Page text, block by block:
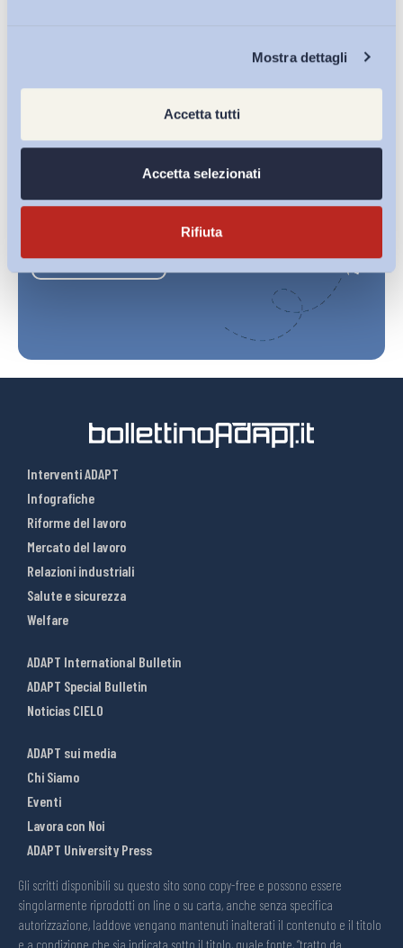
Mostra dettagli
Accetta tutti
Accetta selezionati
Rifiuta
Iscriviti
Interventi ADAPT
Infografiche
Riforme del lavoro
Mercato del lavoro
Relazioni industriali
Salute e sicurezza
Welfare
ADAPT International Bulletin
ADAPT Special Bulletin
Noticias CIELO
ADAPT sui media
Chi Siamo
Eventi
Lavora con Noi
ADAPT University Press
Gli scritti disponibili su questo sito sono copy-free e possono essere
singolarmente riprodotti on line o su carta, anche senza specifica
autorizzazione, laddove vengano mantenuti inalterati il contenuto e il titolo
e a condizione che sia indicata sotto il titolo, quale fonte, “tratto da